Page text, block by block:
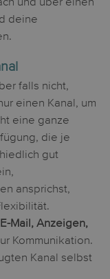
deine
falls nicht,
einen Kanal, um
eine ganze
die je
gut
ansprichst,
E-Mail, Anzeigen,
Kommunikation.
Kanal selbst